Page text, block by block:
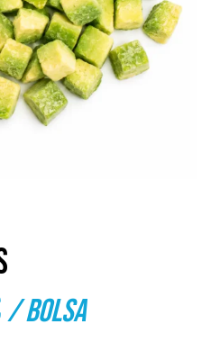
/ bolsa